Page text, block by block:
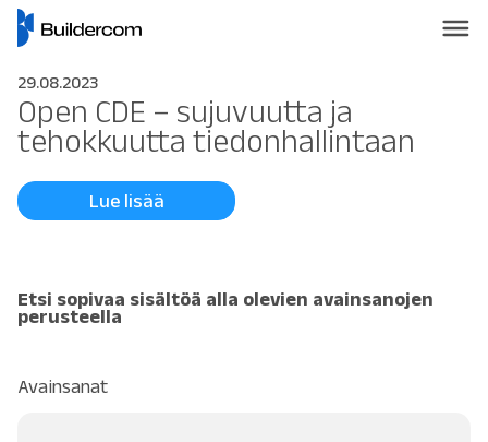
29.08.2023
Open CDE – sujuvuutta ja
tehokkuutta tiedonhallintaan
Lue lisää
Etsi sopivaa sisältöä alla olevien avainsanojen
perusteella
Avainsanat